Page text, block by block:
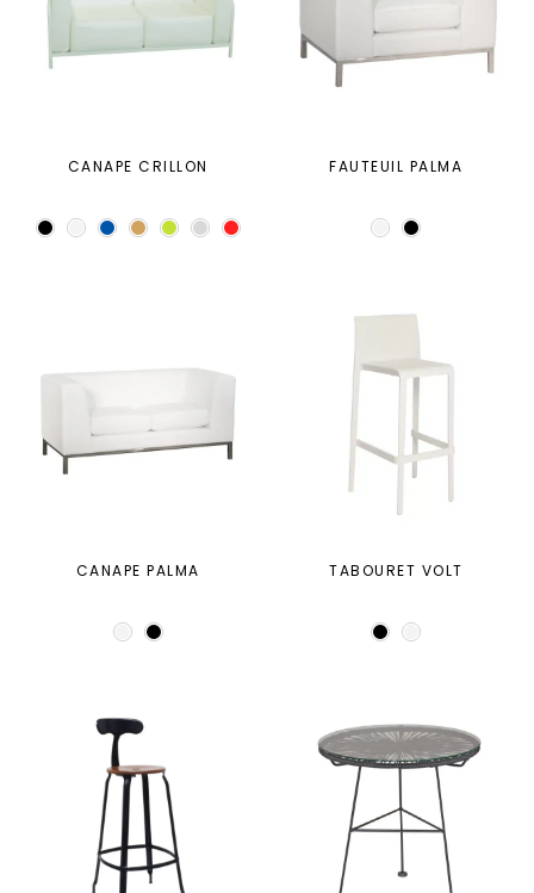
CANAPE CRILLON FAUTEUIL PALMA
CANAPE PALMA TABOURET VOLT